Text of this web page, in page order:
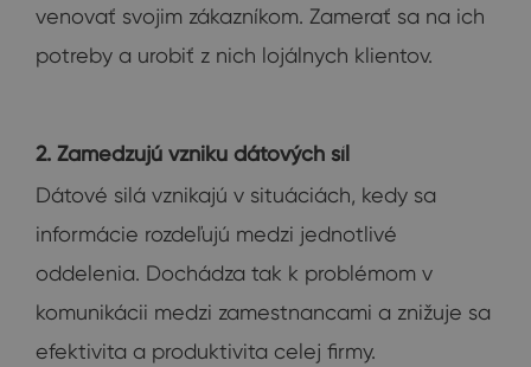
venovať svojim zákazníkom. Zamerať sa na ich
potreby a urobiť z nich lojálnych klientov.
2. Zamedzujú vzniku dátových síl
Dátové silá vznikajú v situáciách, kedy sa
informácie rozdeľujú medzi jednotlivé
oddelenia. Dochádza tak k problémom v
komunikácii medzi zamestnancami a znižuje sa
efektivita a produktivita celej firmy.